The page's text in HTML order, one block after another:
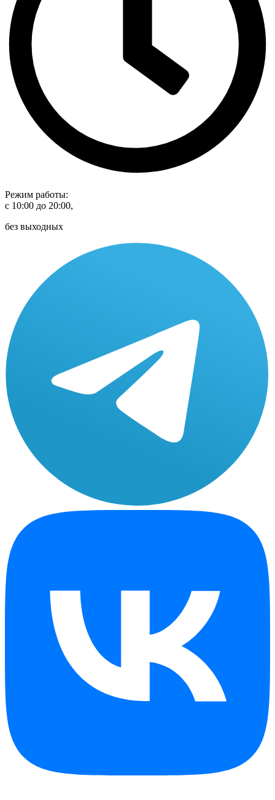
Режим работы:
с 10:00 до 20:00,
без выходных